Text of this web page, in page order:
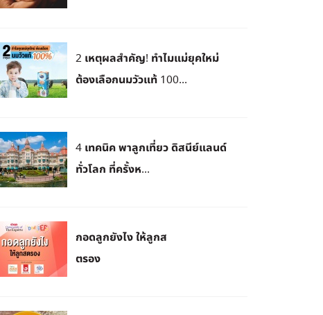
2 เหตุผลสำคัญ! ทำไมแม่ยุคใหม่
ต้องเลือกนมวัวแท้ 100...
4 เทคนิค พาลูกเที่ยว ดิสนีย์แลนด์
ทั่วโลก ที่ครั้งห...
กอดลูกยังไง ให้ลูกส
ตรอง